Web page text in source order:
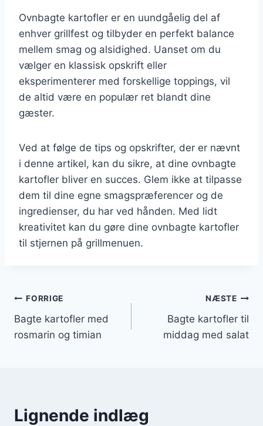
Ovnbagte kartofler er en uundgåelig del af
enhver grillfest og tilbyder en perfekt balance
mellem smag og alsidighed. Uanset om du
vælger en klassisk opskrift eller
eksperimenterer med forskellige toppings, vil
de altid være en populær ret blandt dine
gæster.
Ved at følge de tips og opskrifter, der er nævnt
i denne artikel, kan du sikre, at dine ovnbagte
kartofler bliver en succes. Glem ikke at tilpasse
dem til dine egne smagspræferencer og de
ingredienser, du har ved hånden. Med lidt
kreativitet kan du gøre dine ovnbagte kartofler
til stjernen på grillmenuen.
Indlægsnavigation
FORRIGE
Bagte kartofler med
rosmarin og timian
NÆSTE
Bagte kartofler til
middag med salat
Lignende indlæg